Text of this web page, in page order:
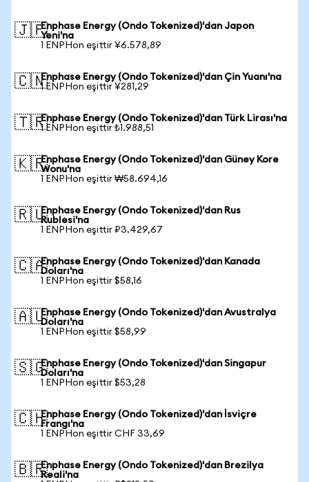
🇯🇵Enphase Energy (Ondo Tokenized)'dan Japon
Yeni'na
1 ENPHon eşittir ¥6.578,89
🇨🇳Enphase Energy (Ondo Tokenized)'dan Çin Yuanı'na
1 ENPHon eşittir ¥281,29
🇹🇷Enphase Energy (Ondo Tokenized)'dan Türk Lirası'na
1 ENPHon eşittir ₺1.988,51
🇰🇷Enphase Energy (Ondo Tokenized)'dan Güney Kore
Wonu'na
1 ENPHon eşittir ₩58.694,16
🇷🇺Enphase Energy (Ondo Tokenized)'dan Rus
Rublesi'na
1 ENPHon eşittir ₽3.429,67
🇨🇦Enphase Energy (Ondo Tokenized)'dan Kanada
Doları'na
1 ENPHon eşittir $58,16
🇦🇺Enphase Energy (Ondo Tokenized)'dan Avustralya
Doları'na
1 ENPHon eşittir $58,99
🇸🇬Enphase Energy (Ondo Tokenized)'dan Singapur
Doları'na
1 ENPHon eşittir $53,28
🇨🇭Enphase Energy (Ondo Tokenized)'dan İsviçre
Frangı'na
1 ENPHon eşittir CHF 33,69
🇧🇷Enphase Energy (Ondo Tokenized)'dan Brezilya
Reali'na